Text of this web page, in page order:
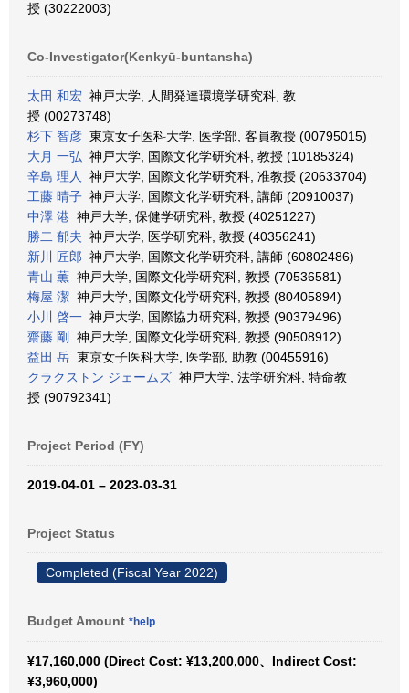
授 (30222003)
Co-Investigator(Kenkyū-buntansha)
太田 和宏 神戸大学, 人間発達環境学研究科, 教
授 (00273748)
杉下 智彦 東京女子医科大学, 医学部, 客員教授 (00795015)
大月 一弘 神戸大学, 国際文化学研究科, 教授 (10185324)
辛島 理人
神戸大学, 国際文化学研究科, 准教授 (20633704)
工藤 晴子 神戸大学, 国際文化学研究科, 講師 (20910037)
中澤 港 神戸大学, 保健学研究科, 教授 (40251227)
勝二 郁夫 神戸大学, 医学研究科, 教授 (40356241)
新川 匠郎 神戸大学, 国際文化学研究科, 講師 (60802486)
青山 薫 神戸大学, 国際文化学研究科, 教授 (70536581)
梅屋 潔 神戸大学, 国際文化学研究科, 教授 (80405894)
小川 啓一 神戸大学, 国際協力研究科, 教授 (90379496)
齋藤 剛
神戸大学, 国際文化学研究科, 教授 (90508912)
益田 岳 東京女子医科大学, 医学部, 助教 (00455916)
クラクストン ジェームズ 神戸大学, 法学研究科, 特命教
授 (90792341)
Project Period (FY)
2019-04-01 – 2023-03-31
Project Status
Completed (Fiscal Year 2022)
Budget Amount *help
¥17,160,000 (Direct Cost: ¥13,200,000、Indirect Cost:
¥3,960,000)